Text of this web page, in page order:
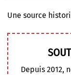
Une source
Depuis 2012,